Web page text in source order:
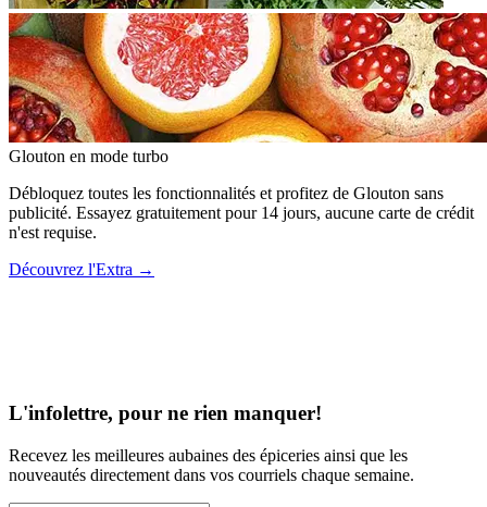
Glouton en mode turbo
Débloquez toutes les fonctionnalités et profitez de Glouton sans
publicité. Essayez gratuitement pour 14 jours, aucune carte de crédit
n'est requise.
Découvrez l'Extra →
L'infolettre, pour ne rien manquer!
Recevez les meilleures aubaines des épiceries ainsi que les
nouveautés directement dans vos courriels chaque semaine.